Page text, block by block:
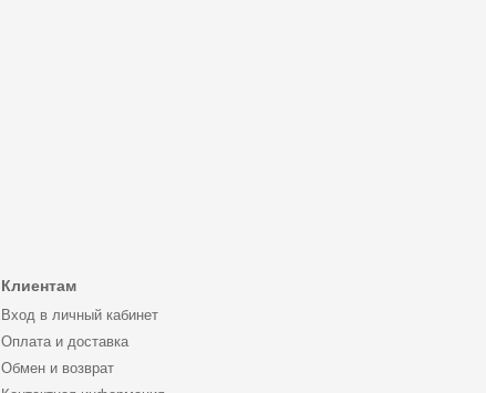
Клиентам
Вход в личный кабинет
Оплата и доставка
Обмен и возврат